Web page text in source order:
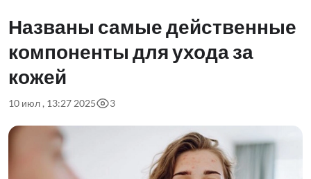
Названы самые действенные
компоненты для ухода за
кожей
10 июл , 13:27 2025 3